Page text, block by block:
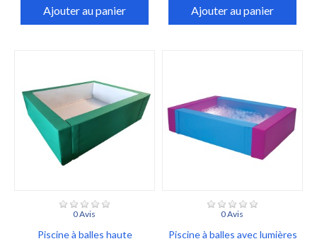
Ajouter au panier Ajouter au panier
0 Avis
Piscine à balles haute
0 Avis
Piscine à balles avec lumières